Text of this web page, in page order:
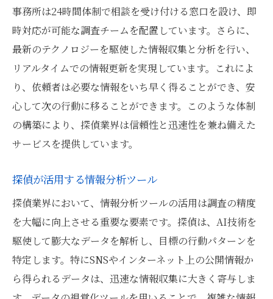
事務所は24時間体制で相談を受け付ける窓口を設け、即
時対応が可能な調査チームを配置しています。さらに、
最新のテクノロジーを駆使した情報収集と分析を行い、
リアルタイムでの情報更新を実現しています。これによ
り、依頼者は必要な情報をいち早く得ることができ、安
心して次の行動に移ることができます。このような体制
の構築により、探偵業界は信頼性と迅速性を兼ね備えた
サービスを提供しています。
探偵が活用する情報分析ツール
探偵業界において、情報分析ツールの活用は調査の精度
を大幅に向上させる重要な要素です。探偵は、AI技術を
駆使して膨大なデータを解析し、目標の行動パターンを
特定します。特にSNSやインターネット上の公開情報か
ら得られるデータは、迅速な情報収集に大きく寄与しま